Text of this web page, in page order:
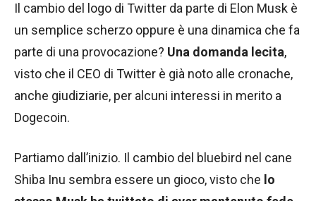
Il cambio del logo di Twitter da parte di Elon Musk è
un semplice scherzo oppure è una dinamica che fa
parte di una provocazione? Una domanda lecita,
visto che il CEO di Twitter è già noto alle cronache,
anche giudiziarie, per alcuni interessi in merito a
Dogecoin.
Partiamo dall’inizio. Il cambio del bluebird nel cane
Shiba Inu sembra essere un gioco, visto che lo